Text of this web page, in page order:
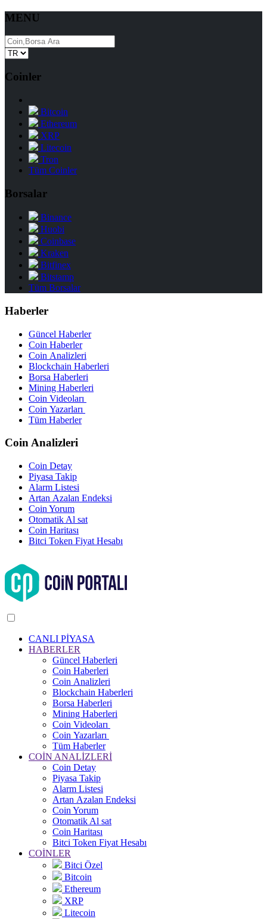
MENU
Coinler
Bitcoin
Ethereum
XRP
Litecoin
Tron
Tüm Coinler
Borsalar
Binance
Huobi
Coinbase
Kraken
Bitfinex
Bitstamp
Tüm Borsalar
Haberler
Güncel Haberler
Coin Haberler
Coin Analizleri
Blockchain Haberleri
Borsa Haberleri
Mining Haberleri
Coin Videoları
Coin Yazarları
Tüm Haberler
Coin Analizleri
Coin Detay
Piyasa Takip
Alarm Listesi
Artan Azalan Endeksi
Coin Yorum
Otomatik Al sat
Coin Haritası
Bitci Token Fiyat Hesabı
CANLI PİYASA
HABERLER
Güncel Haberleri
Coin Haberleri
Coin Analizleri
Blockchain Haberleri
Borsa Haberleri
Mining Haberleri
Coin Videoları
Coin Yazarları
Tüm Haberler
COİN ANALİZLERİ
Coin Detay
Piyasa Takip
Alarm Listesi
Artan Azalan Endeksi
Coin Yorum
Otomatik Al sat
Coin Haritası
Bitci Token Fiyat Hesabı
COİNLER
Bitci Özel
Bitcoin
Ethereum
XRP
Litecoin